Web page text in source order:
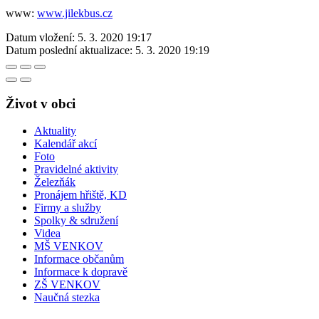
www: www.jilekbus.cz
Datum vložení: 5. 3. 2020 19:17
Datum poslední aktualizace: 5. 3. 2020 19:19
Život v obci
Aktuality
Kalendář akcí
Foto
Pravidelné aktivity
Železňák
Pronájem hřiště, KD
Firmy a služby
Spolky & sdružení
Videa
MŠ VENKOV
Informace občanům
Informace k dopravě
ZŠ VENKOV
Naučná stezka